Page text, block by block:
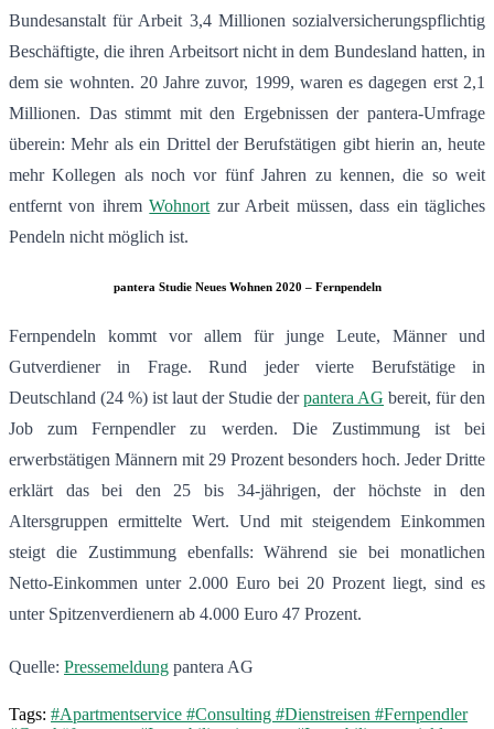
Bundesanstalt für Arbeit 3,4 Millionen sozialversicherungspflichtig
Beschäftigte, die ihren Arbeitsort nicht in dem Bundesland hatten, in
dem sie wohnten. 20 Jahre zuvor, 1999, waren es dagegen erst 2,1
Millionen. Das stimmt mit den Ergebnissen der pantera-Umfrage
überein: Mehr als ein Drittel der Berufstätigen gibt hierin an, heute
mehr Kollegen als noch vor fünf Jahren zu kennen, die so weit
entfernt von ihremWohnort zur Arbeit müssen, dass ein tägliches
Pendeln nicht möglich ist.
pantera Studie Neues Wohnen 2020 – Fernpendeln
Fernpendeln kommt vor allem für junge Leute, Männer und
Gutverdiener in Frage. Rund jeder vierte Berufstätige in
Deutschland (24 %) ist laut der Studie derpantera AG bereit, für den
Job zum Fernpendler zu werden. Die Zustimmung ist bei
erwerbstätigen Männern mit 29 Prozent besonders hoch. Jeder Dritte
erklärt das bei den 25 bis 34-jährigen, der höchste in den
Altersgruppen ermittelte Wert. Und mit steigendem Einkommen
steigt die Zustimmung ebenfalls: Während sie bei monatlichen
Netto-Einkommen unter 2.000 Euro bei 20 Prozent liegt, sind es
unter Spitzenverdienern ab 4.000 Euro 47 Prozent.
Quelle: Pressemeldung pantera AG
Tags: #Apartmentservice #Consulting #Dienstreisen #Fernpendler